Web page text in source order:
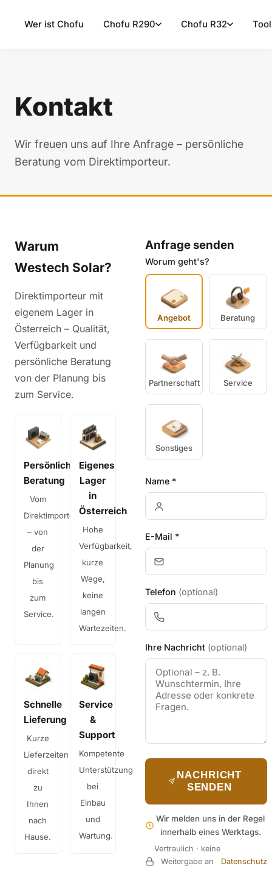
Wer ist Chofu Chofu R290 Chofu R32
Kontakt
Wir freuen uns auf Ihre Anfrage – persönliche
Beratung vom Direktimporteur.
Warum
Westech Solar?
Direktimporteur mit
eigenem Lager in
Österreich – Qualität,
Verfügbarkeit und
persönliche Beratung
von der Planung bis
zum Service.
Persönliche
Beratung
Vom
Direktimporteur
– von
der
Planung
bis
zum
Service.
Eigenes
Lager
in
Österreich
Hohe
Verfügbarkeit,
kurze
Wege,
keine
langen
Wartezeiten.
Schnelle
Lieferung
Kurze
Lieferzeiten
direkt
zu
Ihnen
nach
Hause.
Service
&
Support
Kompetente
Unterstützung
bei
Einbau
und
Wartung.
Anfrage senden
Worum geht's?
Angebot Beratung
Partnerschaft Service
Sonstiges
Name *
E-Mail *
Telefon (optional)
Ihre Nachricht (optional)
NACHRICHT
SENDEN
Wir melden uns in der Regel
innerhalb eines Werktags.
Vertraulich · keine
Weitergabe an
Datenschutz